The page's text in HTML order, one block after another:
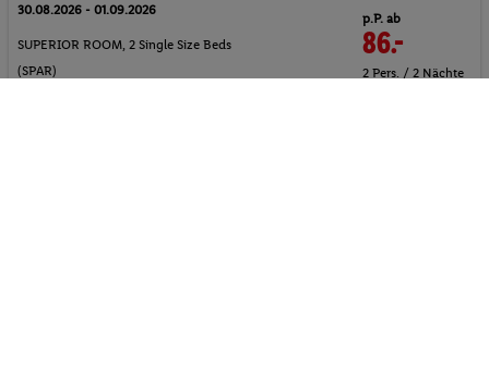
30.08.2026 - 01.09.2026
SUPERIOR ROOM, 2 Single Size Beds
(SPAR)
p.P. ab
86.-
2 Pers. / 2 Nächte